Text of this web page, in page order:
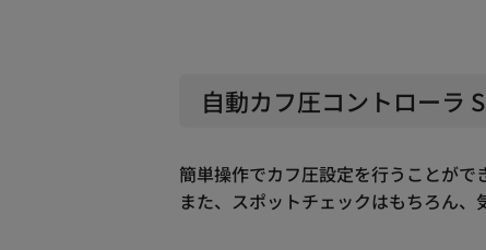
自動カフ圧コントローラ
簡単操作でカフ圧設定を行うことがで
また、スポットチェックはもちろん、